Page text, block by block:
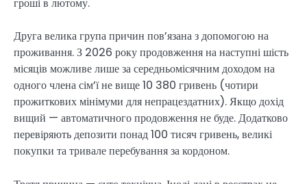
гроші в лютому.
Друга велика група причин пов’язана з допомогою на
проживання. З 2026 року продовження на наступні шість
місяців можливе лише за середньомісячним доходом на
одного члена сім’ї не вище 10 380 гривень (чотири
прожиткових мінімуми для непрацездатних). Якщо дохід
вищий — автоматичного продовження не буде. Додатково
перевіряють депозити понад 100 тисяч гривень, великі
покупки та тривале перебування за кордоном.